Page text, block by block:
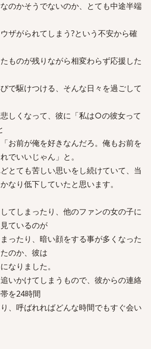
のかそうでないのか、とても中途半端
ザがられてしまう?という不安から確
ものが残りながら相変わらず応援した
で駆けつける、そんな日々を過ごして
しくなって、彼に「私は○の彼女って
お前が俺を好きなんだろ。俺もお前を
でいいじゃん」と。
とても苦しい思いをし続けていて、当
なり低下していたと思います。
てしまったり、他のファンの女の子に
ているのが
ったり、暗い顔をする事が多くなった
のか、彼は
なりました。
いかけてしまうもので、彼からの連絡
を24時間
、呼ばれればどんな時間でもすぐ会い